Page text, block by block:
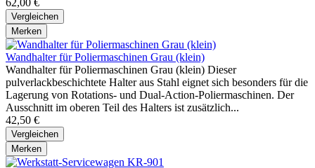
62,00 €
Vergleichen
Merken
Wandhalter für Poliermaschinen Grau (klein)
Wandhalter für Poliermaschinen Grau (klein) Dieser
pulverlackbeschichtete Halter aus Stahl eignet sich besonders für die
Lagerung von Rotations- und Dual-Action-Poliermaschinen. Der
Ausschnitt im oberen Teil des Halters ist zusätzlich...
42,50 €
Vergleichen
Merken